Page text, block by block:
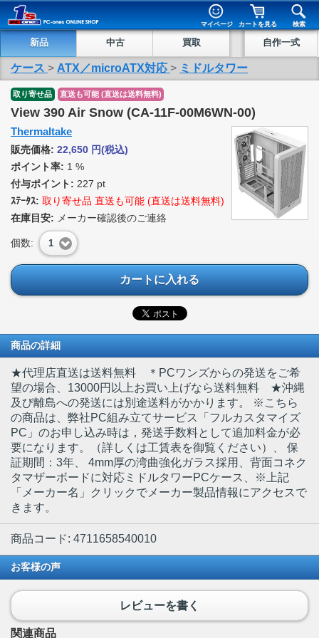
マイページ カートを見る 検索
新品 中古 買取 自作一式
ケース > ATX／microATX対応 > ミドルタワー
取り寄せ品 直送も可能 (直送は送料無料)
View 390 Air Snow (CA-11F-00M6WN-00)
Thermaltake
販売価格: 22,650 円(税込)
ポイント率: 1 %
付与ポイント: 227 pt
ｽﾃｰﾀｽ: 取り寄せ品 直送も可能 (直送は送料無料)
在庫目安: メーカー確認後のご連絡
個数: 1
カートに入れる
商品の詳細
★代理店直送は送料無料 ＊PCワンズからの発送をご希
望の場合、13000円以上お買い上げなら送料無料 ★沖縄
及び離島への発送には別途送料がかかります。 ※こちら
の商品は、弊社PC組み立てサービス「フルカスタマイズ
PC」のお申し込み時は，発送手数料として追加料金が必
要になります。（詳しくは工賃表を御覧ください）
、 保
証期間：3年、 4mm厚の湾曲強化ガラス採用、背面コネク
タマザーボードに対応ミドルタワーPCケース、※上記
「メーカー名」クリックでメーカー製品情報にアクセスで
きます。
商品コード: 4711658540010
お客様の声
レビューを書く
関連商品